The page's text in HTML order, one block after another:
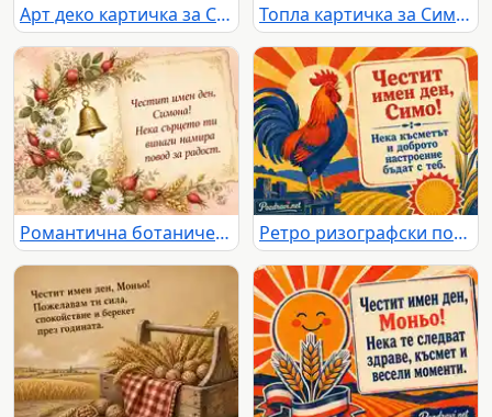
Арт деко картичка за Симеоновден с пожелание към Моника Топла картичка за Симеоновден със златни житни класове и българска шевица
Романтична ботаническа картичка за Симеоновден и имен ден на Симона Ретро ризографски поздрав за Симеоновден с петел, житен клас и пожелание за Симо